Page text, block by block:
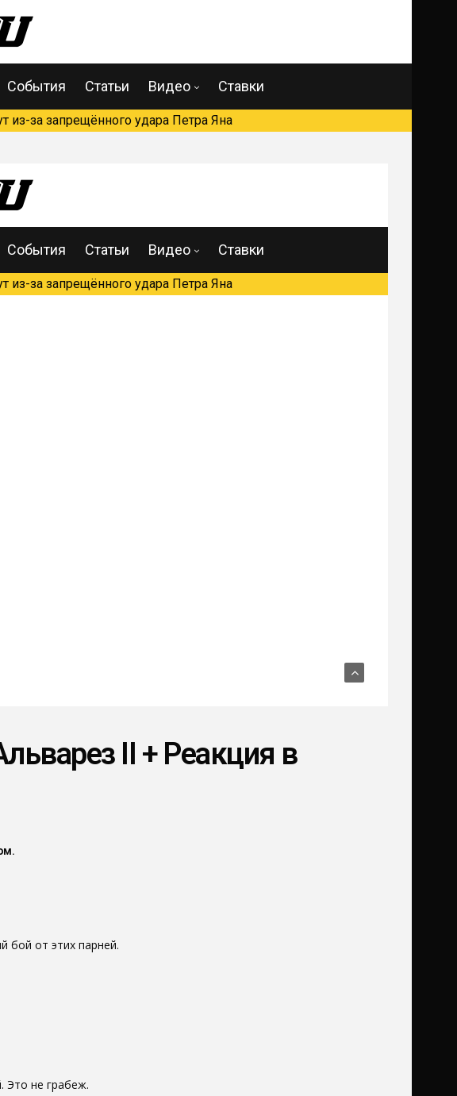
События Статьи Видео Ставки
из-за запрещённого удара Петра Яна
II + Реакция в
от этих парней.
Это не грабеж.